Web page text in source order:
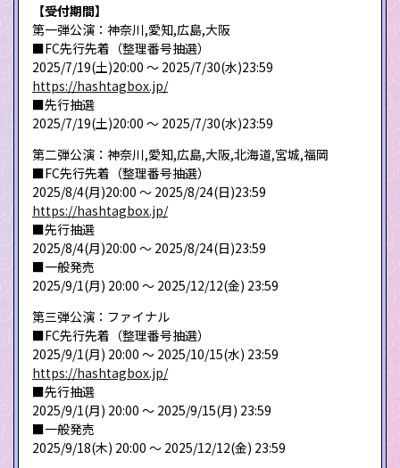
【受付期間】
第一弾公演：神奈川,愛知,広島,大阪
■FC先行先着（整理番号抽選）
2025/7/19(土)20:00 ～ 2025/7/30(水)23:59
https://hashtagbox.jp/
■先行抽選
2025/7/19(土)20:00 ～ 2025/7/30(水)23:59
第二弾公演：神奈川,愛知,広島,大阪,北海道,宮城,福岡
■FC先行先着（整理番号抽選）
2025/8/4(月)20:00 ～ 2025/8/24(日)23:59
https://hashtagbox.jp/
■先行抽選
2025/8/4(月)20:00 ～ 2025/8/24(日)23:59
■一般発売
2025/9/1(月) 20:00 〜 2025/12/12(金) 23:59
第三弾公演：ファイナル
■FC先行先着（整理番号抽選）
2025/9/1(月) 20:00 〜 2025/10/15(水) 23:59
https://hashtagbox.jp/
■先行抽選
2025/9/1(月) 20:00 〜 2025/9/15(月) 23:59
■一般発売
2025/9/18(木) 20:00 〜 2025/12/12(金) 23:59